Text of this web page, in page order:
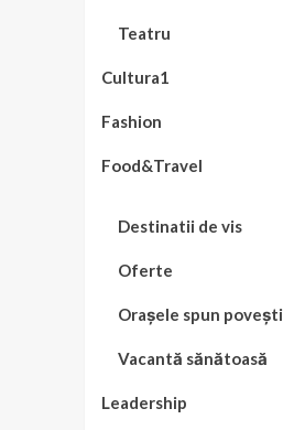
Teatru
Cultura1
Fashion
Food&Travel
Destinatii de vis
Oferte
Orașele spun povești
Vacantă sănătoasă
Leadership